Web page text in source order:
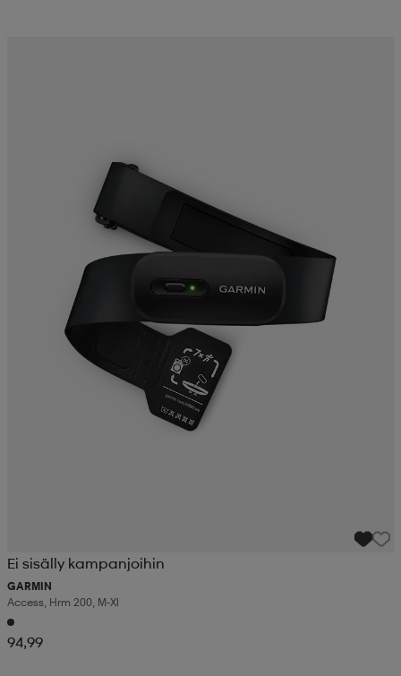
Ei sisälly kampanjoihin
GARMIN
Access, Hrm 200, M-Xl
94,99